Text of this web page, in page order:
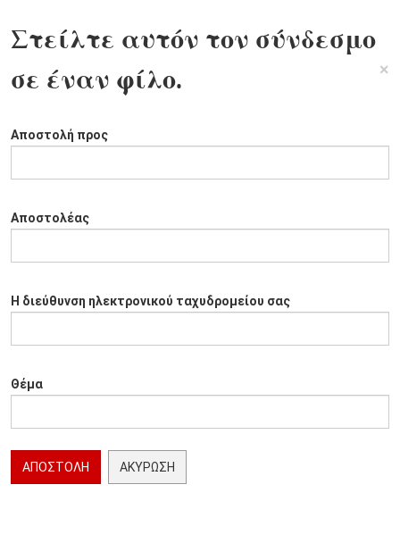
Στείλτε αυτόν τον σύνδεσμο
σε έναν φίλο.
×
Αποστολή προς
Αποστολέας
Η διεύθυνση ηλεκτρονικού ταχυδρομείου σας
Θέμα
ΑΠΟΣΤΟΛΉ ΑΚΎΡΩΣΗ